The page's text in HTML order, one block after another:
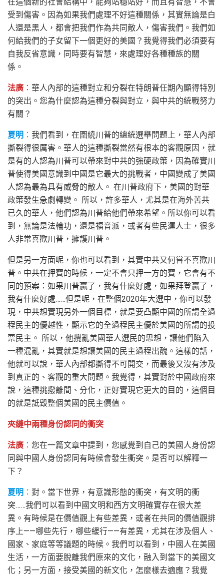
在這個新的社會結構中，能夠站穩站好，而且有智慧，不會
受到傷害。因為如果我們處理不好這種關係，其實無論是白
人還是黑人，都會把我們作為共同敵人，傷害我們。我們如
何給我們的子女留下一個更好的美國？我覺得我們必須要有
自我反省意識，同時要有智慧，來處理好各種種族的關
係。
法廣 ： 華人內部的這種對立和分裂在特朗普任期內顯得特別
的突出。您為什麼認為這種分裂與對立，與中共的統戰努力
有關？
夏明 ： 我們看到，在圍繞川普的總統選舉問題上，華人內部
撕裂得很厲害。華人的這種撕裂當然有根本的客觀原因，就
是有的人認為川普可以帶來對中共的強硬政策，因為確實川
普使得美國意識到中國是它最大的挑戰者，中國變成了美國
人認為最為具有威脅的敵人。 在川普政府下，美國的對華
政策發生急劇轉變。 所以，許多華人，尤其是在海外苦共
已久的華人，他們認為川普給他們帶來希望。所以你可以看
到，無論是法輪功，還是福音派，或者有些民運人士，很多
人非常喜歡川普，擁護川普。
但是另一方面呢，你也可以看到，其實中共又何嘗不喜歡川
普。中共在押寶的時候，一定不會只押一方的寶，它會有不
同的預案：如果川普贏了，我有什麼好處，如果拜登贏了，
我有什麼好處……但是呢，在整個2020年大選中，你可以發
現，中共想實現另外一個目標，就是要凸顯中國的所謂全過
程民主的優越性，顯示它的全過程民主優於美國的所謂的投
票民主。 所以，他攪亂美國華人選民的思想，讓他們陷入
一種混亂，其實就是想讓美國的民主過程出醜。這樣的話，
他就可以說，華人內部都撕得不可開交，而最後又沒有涉及
到真正的、客觀的重大問題。我覺得，其實對於中國政府來
說，這種挑撥離間、分化，正好實現它更大的目的，這個目
的就是詆毀整個美國的民主價值。
夾縫中兩種身份認同的衝突
法廣 ： 您在一篇文章中提到，您感覺到自己的美國人身份認
同與中國人身份認同有時候會發生衝突。是否可以解釋一
下？
夏明 ： 對。當下世界，有意識形態的衝突，有文明的衝
突……我們可以看到中國文明和西方文明確實存在很大差
異。有時候是在價值觀上有些差異，或者在共同的價值觀排
序上——哪些先行，哪些緩行——有差異，尤其在涉及個人、
國家、家庭等等議題的時候。我們可以看到，中國人在美國
生活，一方面要脫離我們原來的文化，融入到當下的美國文
化；另一方面，接受美國的新文化，怎麼樣去適應？我覺